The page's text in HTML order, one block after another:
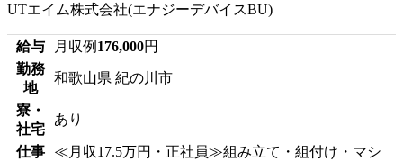
UTエイム株式会社(エナジーデバイスBU)
給与 月収例 176,000円
勤務
地
和歌山県 紀の川市
寮・
社宅
あり
仕事
≪月収17.5万円・正社員≫組み立て・組付け・マシ